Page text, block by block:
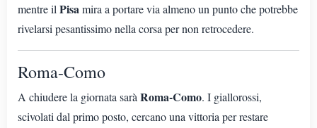
mentre il Pisamira a portare via almeno un punto che potrebbe
rivelarsi pesantissimo nella corsa per non retrocedere.
Roma-Como
A chiudere la giornata sarà Roma-Como. I giallorossi,
scivolati dal primo posto, cercano una vittoria per restare